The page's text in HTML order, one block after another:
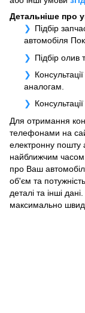
Детальніше про
Підбір
автомобіля
Підбір олив
аналогам.
Для отримання
телефонами на
електронну пошту
найближчим
про Ваш
об'єм та
деталі та інші
максимально